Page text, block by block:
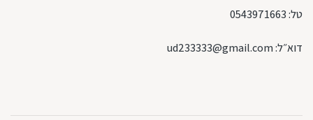
טל:0543971663
דוא״ל:ud233333@gmail.com